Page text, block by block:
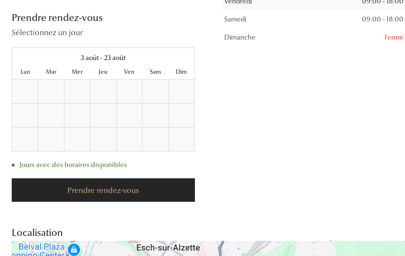
Lunettes de vue femme
Lunettes de vue homme
Lunettes de soleil femme
Lunettes de soleil homme
Lunettes de soleil enfant
Lentilles toriques
Lentilles progressives
Les troubles visuels
Découvrir tous nos conseils
Prendre rendez-vous
Sélectionnez un jour
3 août - 23 août
Lun Mar Mer Jeu Ven Sam Dim
Jours avec des horaires disponibles
Prendre rendez-vous
Samedi 09:00 - 18:00
Dimanche Fermé
Localisation